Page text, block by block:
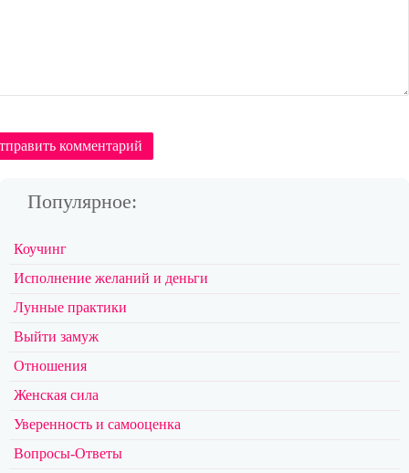
комментарий
Популярное:
Коучинг
Исполнение желаний и деньги
Лунные практики
Выйти замуж
Отношения
Женская сила
Уверенность и самооценка
Вопросы-Ответы